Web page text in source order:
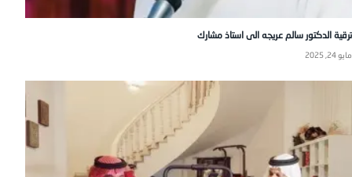
ترقية الدكتور سالم عريجه الى استاذ مشارك
مايو 24, 2025